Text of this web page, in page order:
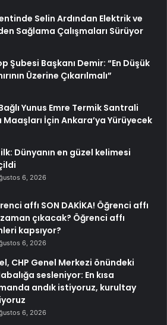
Selin Ardından Elektrik ve
Sağlama Çalışmaları Sürüyor
Şubesi Başkanı Demir: “En Düşük
Üzerine Çıkarılmalı”
Yunus Emre Termik Santrali
Maaşları İçin Ankara’ya Yürüyecek
Dünyanın en güzel kelimesi
6, 2026
affı SON DAKİKA! Öğrenci affı
çıkacak? Öğrenci affı
kapsıyor?
6, 2026
CHP Genel Merkezi önündeki
sesleniyor: En kısa
andık istiyoruz, kurultay
6, 2026